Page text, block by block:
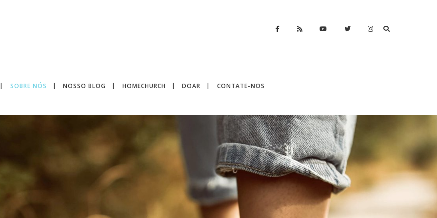
SOBRE NÓS NOSSO BLOG HOMECHURCH DOAR CONTATE-NOS